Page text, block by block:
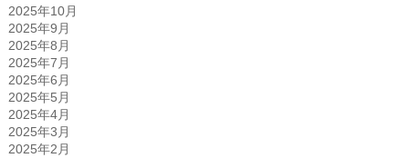
2025年10月
2025年9月
2025年8月
2025年7月
2025年6月
2025年5月
2025年4月
2025年3月
2025年2月